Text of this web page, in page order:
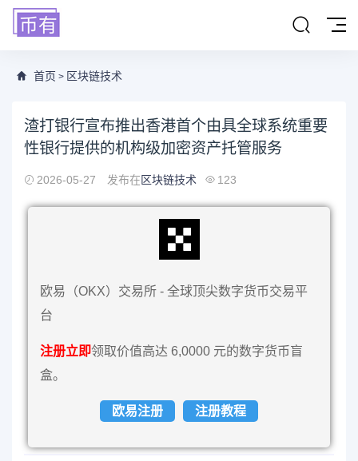
首页 > 区块链技术
渣打银行宣布推出香港首个由具全球系统重要
性银行提供的机构级加密资产托管服务
2026-05-27 发布在区块链技术 123
欧易（OKX）交易所 - 全球顶尖数字货币交易平
台
注册立即领取价值高达 6,0000 元的数字货币盲
盒。
欧易注册 注册教程